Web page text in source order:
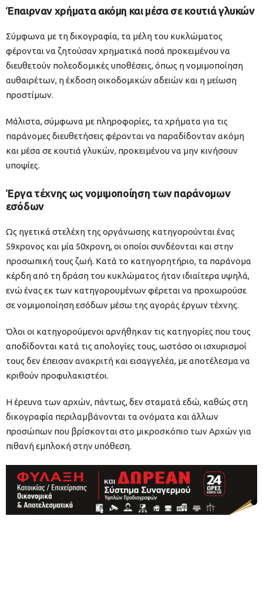
Έπαιρναν χρήματα ακόμη και μέσα σε κουτιά γλυκών
Σύμφωνα με τη δικογραφία, τα μέλη του κυκλώματος
φέρονται να ζητούσαν χρηματικά ποσά προκειμένου να
διευθετούν πολεοδομικές υποθέσεις, όπως η νομιμοποίηση
αυθαιρέτων, η έκδοση οικοδομικών αδειών και η μείωση
προστίμων.
Μάλιστα, σύμφωνα με πληροφορίες, τα χρήματα για τις
παράνομες διευθετήσεις φέρονται να παραδίδονταν ακόμη
και μέσα σε κουτιά γλυκών, προκειμένου να μην κινήσουν
υποψίες.
Έργα τέχνης ως νομιμοποίηση των παράνομων
εσόδων
Ως ηγετικά στελέχη της οργάνωσης κατηγορούνται ένας
59χρονος και μία 50χρονη, οι οποίοι συνδέονται και στην
προσωπική τους ζωή. Κατά το κατηγορητήριο, τα παράνομα
κέρδη από τη δράση του κυκλώματος ήταν ιδιαίτερα υψηλά,
ενώ ένας εκ των κατηγορουμένων φέρεται να προχωρούσε
σε νομιμοποίηση εσόδων μέσω της αγοράς έργων τέχνης.
Όλοι οι κατηγορούμενοι αρνήθηκαν τις κατηγορίες που τους
αποδίδονται κατά τις απολογίες τους, ωστόσο οι ισχυρισμοί
τους δεν έπεισαν ανακριτή και εισαγγελέα, με αποτέλεσμα να
κριθούν προφυλακιστέοι.
Η έρευνα των αρχών, πάντως, δεν σταματά εδώ, καθώς στη
δικογραφία περιλαμβάνονται τα ονόματα και άλλων
προσώπων που βρίσκονται στο μικροσκόπιο των Αρχών για
πιθανή εμπλοκή στην υπόθεση.